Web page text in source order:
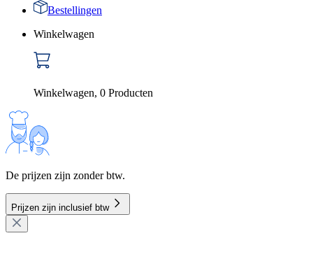
Bestellingen
Winkelwagen
Winkelwagen, 0 Producten
De prijzen zijn zonder btw.
Prijzen zijn inclusief btw